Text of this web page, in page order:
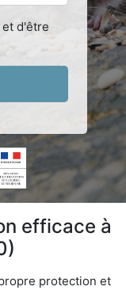
et d'être
efficace à
protection et